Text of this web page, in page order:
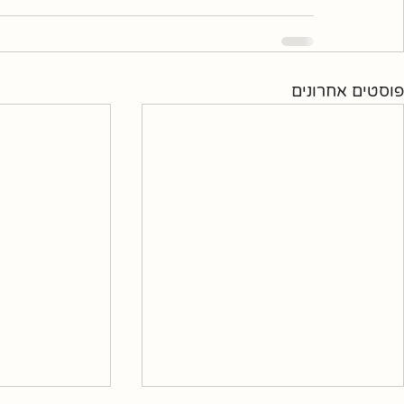
פוסטים אחרונים